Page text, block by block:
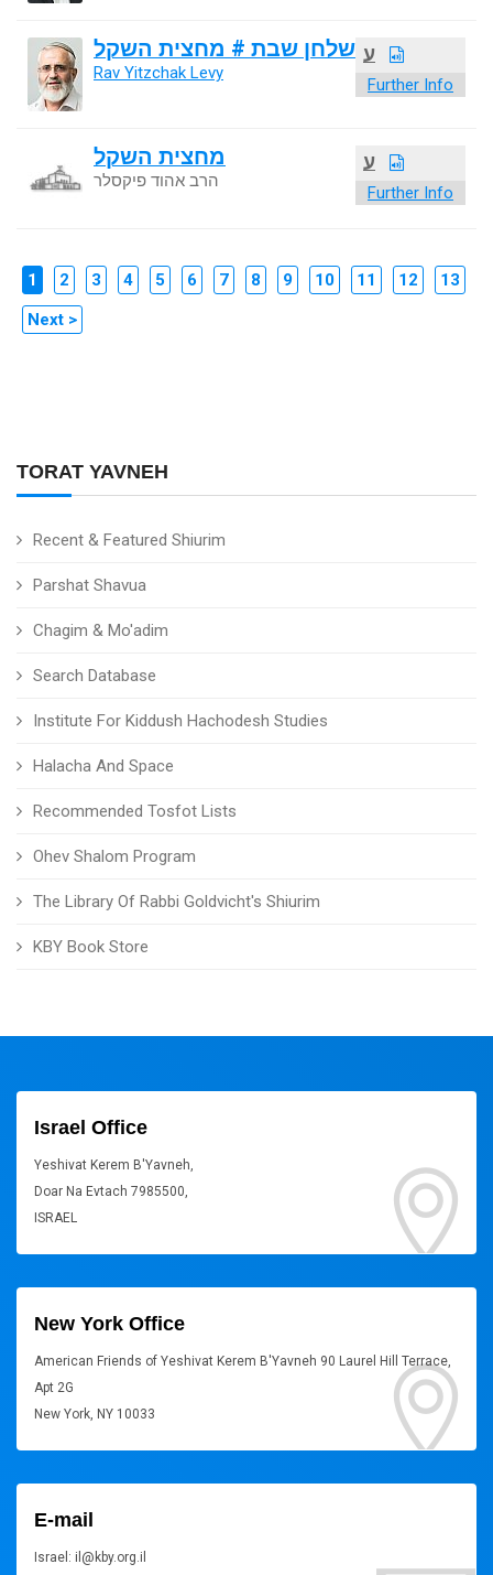
TORAT YAVNEH
Recent & Featured Shiurim
Parshat Shavua
Chagim & Mo'adim
Search Database
Institute For Kiddush Hachodesh Studies
Halacha And Space
Recommended Tosfot Lists
Ohev Shalom Program
The Library Of Rabbi Goldvicht's Shiurim
KBY Book Store
ע
Further Info
שלחן שבת # מחצית השקל
Rav Yitzchak Levy
ע
Further Info
מחצית השקל
הרב אהוד פיקסלר
1 2 3 4 5 6 7 8 9 10 11 12
13
Next >
Israel Office
Yeshivat Kerem B'Yavneh,
Doar Na Evtach 7985500,
ISRAEL
New York Office
American Friends of Yeshivat Kerem B'Yavneh 90 Laurel Hill Terrace,
Apt 2G
New York, NY 10033
E-mail
Israel: il@kby.org.il